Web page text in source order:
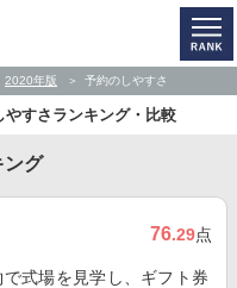
2020年版 予約のしやすさ
やすさランキング・比較
ング
76.29点
式場を見学し、ギフト券